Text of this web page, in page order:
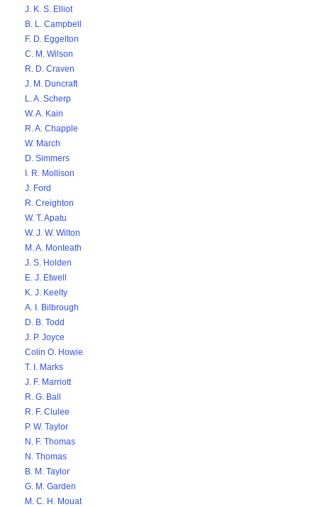
J. K. S. Elliot
B. L. Campbell
F. D. Eggelton
C. M. Wilson
R. D. Craven
J. M. Duncraft
L. A. Scherp
W. A. Kain
R. A. Chapple
W. March
D. Simmers
I. R. Mollison
J. Ford
R. Creighton
W. T. Apatu
W. J. W. Wilton
M. A. Monteath
J. S. Holden
E. J. Etwell
K. J. Keelty
A. I. Bilbrough
D. B. Todd
J. P. Joyce
Colin O. Howie
T. I. Marks
J. F. Marriott
R. G. Ball
R. F. Clulee
P. W. Taylor
N. F. Thomas
N. Thomas
B. M. Taylor
G. M. Garden
M. C. H. Mouat